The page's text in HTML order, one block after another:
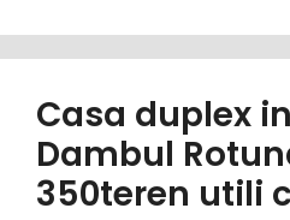
Casa duplex
Dambul
350teren utili